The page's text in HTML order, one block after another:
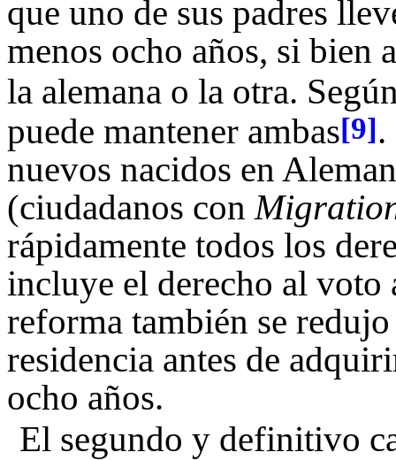
que uno de sus padres
menos ocho años, si bien
la alemana o la otra.
puede mantener ambas[9].
nuevos nacidos en
(ciudadanos con
rápidamente todos los
incluye el derecho al voto
reforma también se
residencia antes de
ocho años.
El segundo y definitivo